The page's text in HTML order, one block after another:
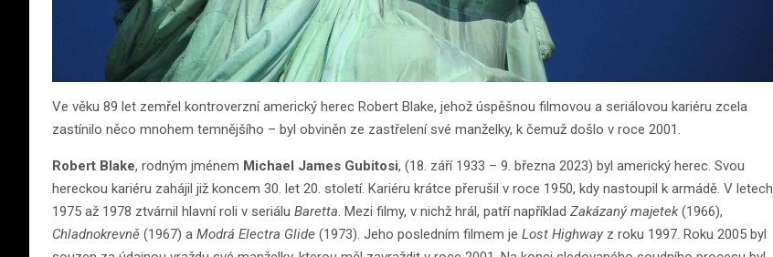
Ve věku 89 let zemřel kontroverzní americký herec Robert Blake, jehož úspěšnou filmovou a seriálovou kariéru zcela
zastínilo něco mnohem temnějšího – byl obviněn ze zastřelení své manželky, k čemuž došlo v roce 2001.
Robert Blake, rodným jménem Michael James Gubitosi, (18. září 1933 – 9. března 2023) byl americký herec. Svou
hereckou kariéru zahájil již koncem 30. let 20. století. Kariéru krátce přerušil v roce 1950, kdy nastoupil k armádě. V letech
1975 až 1978 ztvárnil hlavní roli v seriálu Baretta. Mezi filmy, v nichž hrál, patří například Zakázaný majetek(1966),
Chladnokrevně (1967) a Modrá Electra Glide (1973). Jeho posledním filmem je Lost Highway z roku 1997. Roku 2005 byl